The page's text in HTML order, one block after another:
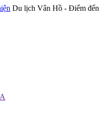
Du lịch Vân Hồ - Điểm đến